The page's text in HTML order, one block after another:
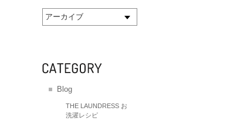
アーカイブ
Blog
THE LAUNDRESS お
洗濯レシピ